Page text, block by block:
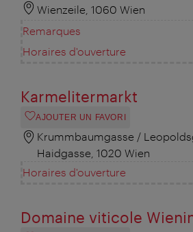
Wienzeile, 1060 Wien
Remarques
Horaires d'ouverture
Karmelitermarkt
AJOUTER UN FAVORI
Krummbaumgasse /
Haidgasse, 1020 Wien
Horaires d'ouverture
Domaine viticole